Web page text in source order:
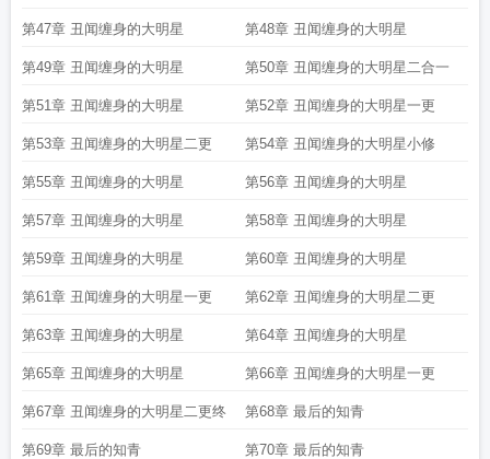
第47章 丑闻缠身的大明星 第48章 丑闻缠身的大明星
第49章 丑闻缠身的大明星 第50章 丑闻缠身的大明星二合一
第51章 丑闻缠身的大明星 第52章 丑闻缠身的大明星一更
第53章 丑闻缠身的大明星二更 第54章 丑闻缠身的大明星小修
第55章 丑闻缠身的大明星 第56章 丑闻缠身的大明星
第57章 丑闻缠身的大明星 第58章 丑闻缠身的大明星
第59章 丑闻缠身的大明星 第60章 丑闻缠身的大明星
第61章 丑闻缠身的大明星一更 第62章 丑闻缠身的大明星二更
第63章 丑闻缠身的大明星 第64章 丑闻缠身的大明星
第65章 丑闻缠身的大明星 第66章 丑闻缠身的大明星一更
第67章 丑闻缠身的大明星二更终 第68章 最后的知青
第69章 最后的知青 第70章 最后的知青